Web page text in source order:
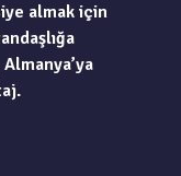
almak için